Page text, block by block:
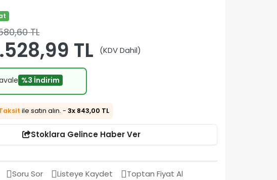
TL
TL (KDV Dahil)
%3 İndirim
ile satın alın. - 3x 843,00 TL
Stoklara Gelince Haber Ver
Soru Sor Listeye Kaydet Toptan Fiyat Al